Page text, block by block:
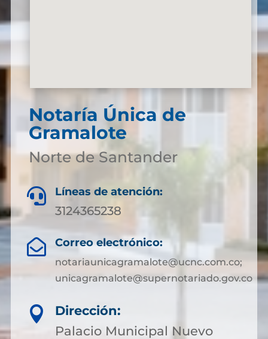
Notaría Única de
Gramalote
Norte de Santander
 Líneas de atención:
3124365238
 Correo electrónico:
notariaunicagramalote@ucnc.com.co;
unicagramalote@supernotariado.gov.co

Dirección:
Palacio Municipal Nuevo